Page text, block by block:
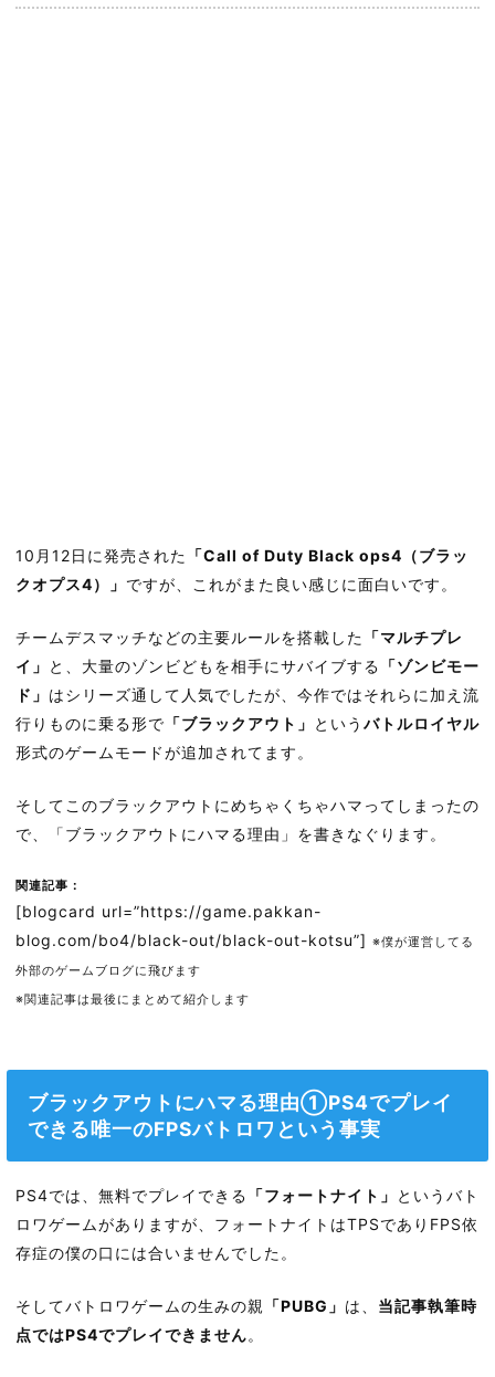
10月12日に発売された 「Call of Duty Black ops4（ブラッ
クオプス4）」 ですが、これがまた良い感じに面白いです。
チームデスマッチなどの主要ルールを搭載した 「マルチプレ
イ」 と、大量のゾンビどもを相手にサバイブする 「ゾンビモー
ド」 はシリーズ通して人気でしたが、今作ではそれらに加え流
行りものに乗る形で 「ブラックアウト」 という バトルロイヤル
形式のゲームモードが追加されてます。
そしてこのブラックアウトにめちゃくちゃハマってしまったの
で、「ブラックアウトにハマる理由」を書きなぐります。
関連記事：
[blogcard url=”https://game.pakkan-
blog.com/bo4/black-out/black-out-kotsu”] ※僕が運営してる
外部のゲームブログに飛びます
※関連記事は最後にまとめて紹介します
ブラックアウトにハマる理由①PS4でプレイ
できる唯一のFPSバトロワという事実
PS4では、無料でプレイできる 「フォートナイト」 というバト
ロワゲームがありますが、フォートナイトはTPSでありFPS依
存症の僕の口には合いませんでした。
そしてバトロワゲームの生みの親 「PUBG」 は、 当記事執筆時
点ではPS4でプレイできません。